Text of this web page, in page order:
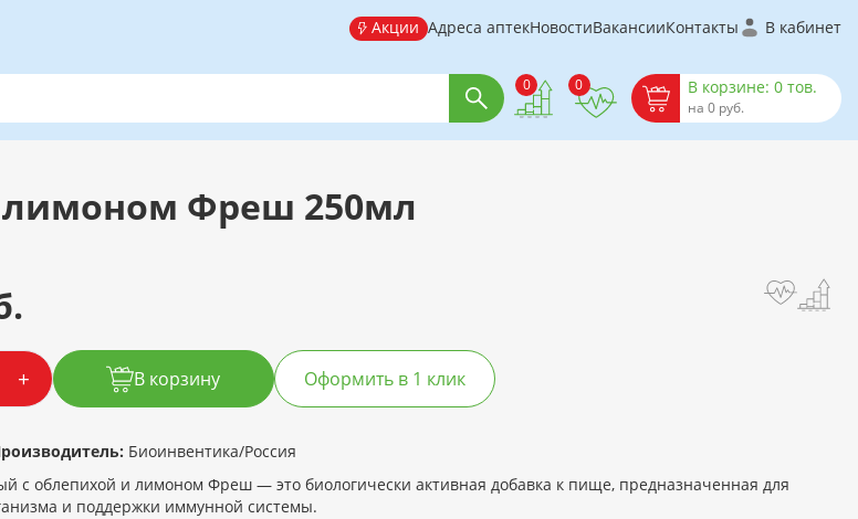
Акции Адреса аптекНовостиВакансииКонтакты В кабинет
0 0 В корзине: 0 тов.
на 0 руб.
лимоном Фреш 250мл
+ В корзину Оформить в 1 клик
Биоинвентика/Россия
с облепихой и лимоном Фреш — это биологически активная добавка к пище, предназначенная для
и поддержки иммунной системы.